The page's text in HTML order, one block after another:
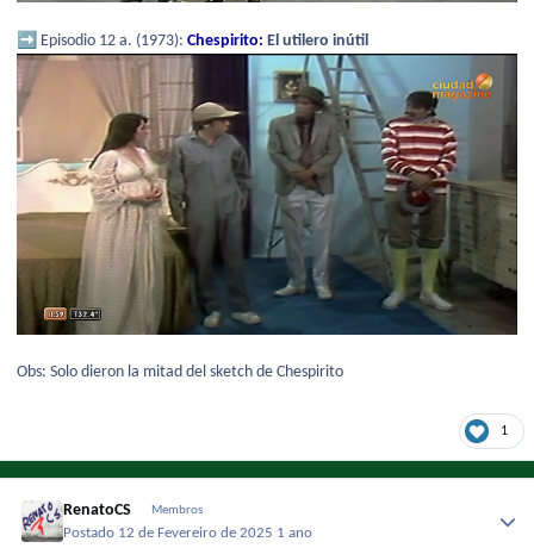
➡️ Episodio 12 a. (1973): Chespirito: El utilero inútil
Obs: Solo dieron la mitad del sketch de Chespirito
1
RenatoCS Membros
Postado 12 de Fevereiro de 2025 1 ano